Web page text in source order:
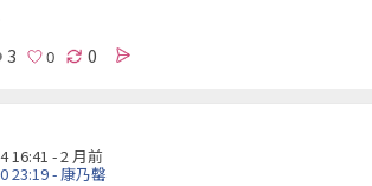
3 0
16:41 - 2 月前
23:19 - 康乃罄